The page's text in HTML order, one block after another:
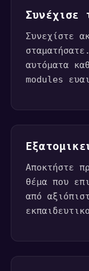
Συνέχισε
Συνεχίστε
αυτόματα
modules
Αποκτήστε
θέμα που
από